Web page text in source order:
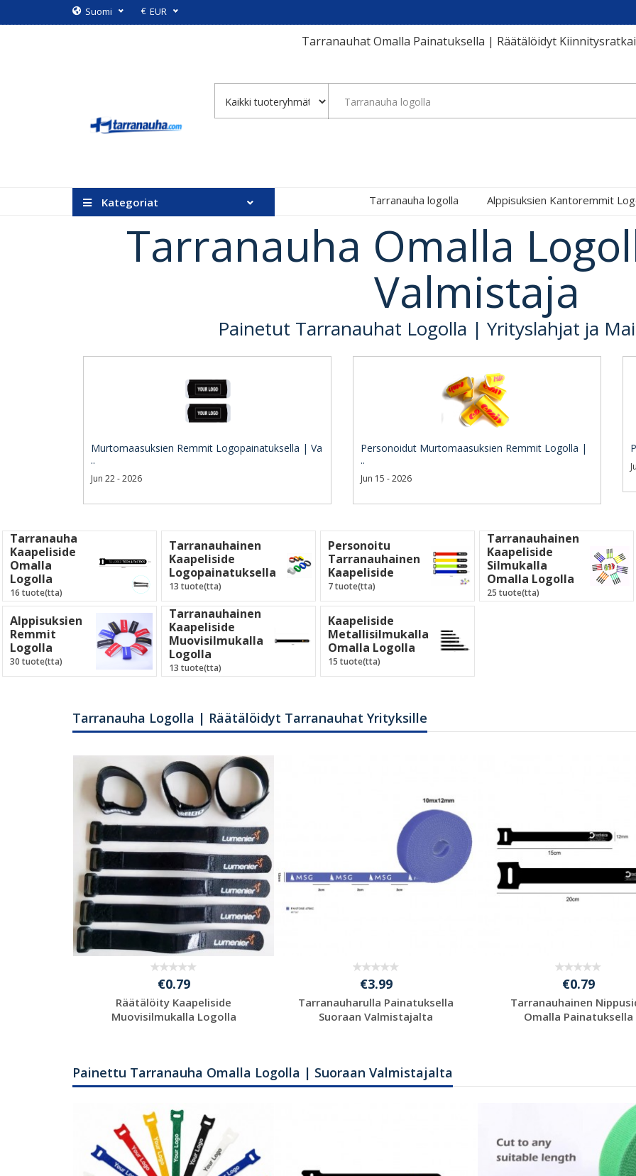
Suomi € EUR
Tarranauhat Omalla Painatuksella | Räätälöidyt
Kategoriat Tarranauha logolla Alppisuksien Kantoremmit
Tarranauha Omalla
Valmistaja
Painetut Tarranauhat Logolla | Yrityslahjat ja
Murtomaasuksien Remmit Logopainatuksella | Va
..
Jun 22 - 2026
Personoidut Murtomaasuksien Remmit Logolla |
..
Jun 15 - 2026
Tarranauha
Kaapeliside
Omalla
Logolla
16 tuote(tta)
Tarranauhainen
Kaapeliside
Logopainatuksella
13 tuote(tta)
Personoitu
Tarranauhainen
Kaapeliside
7 tuote(tta)
Tarranauhainen
Kaapeliside
Silmukalla
Omalla Logolla
25 tuote(tta)
Alppisuksien
Remmit
Logolla
30 tuote(tta)
Tarranauhainen
Kaapeliside
Muovisilmukalla
Logolla
13 tuote(tta)
Kaapeliside
Metallisilmukalla
Omalla Logolla
15 tuote(tta)
Tarranauha Logolla | Räätälöidyt Tarranauhat Yrityksille
€0.79
Räätälöity Kaapeliside
Muovisilmukalla Logolla
€3.99
Tarranauharulla Painatuksella
Suoraan Valmistajalta
€0.79
Tarranauhainen
Omalla Painatuksella
Painettu Tarranauha Omalla Logolla | Suoraan Valmistajalta